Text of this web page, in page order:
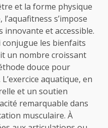
et la forme physique
s’impose
et accessible.
les bienfaits
un nombre croissant
douce pour
aquatique, en
et un soutien
remarquable dans
musculaire. À